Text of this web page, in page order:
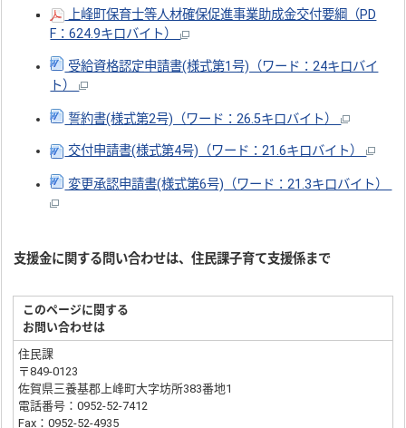
上峰町保育士等人材確保促進事業助成金交付要綱（PD
F：624.9キロバイト）
受給資格認定申請書(様式第1号)（ワード：24キロバイ
ト）
誓約書(様式第2号)（ワード：26.5キロバイト）
交付申請書(様式第4号)（ワード：21.6キロバイト）
変更承認申請書(様式第6号)（ワード：21.3キロバイト）
支援金に関する問い合わせは、住民課子育て支援係まで
このページに関する
お問い合わせは
住民課
〒849-0123
佐賀県三養基郡上峰町大字坊所383番地1
電話番号：0952-52-7412
Fax：0952-52-4935